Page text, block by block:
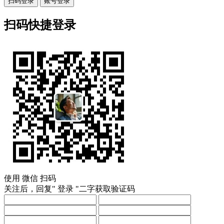
扫码快捷登录
使用 微信 扫码
关注后，回复" 登录 "二字获取验证码